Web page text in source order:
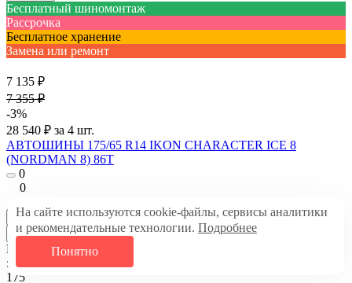
Бесплатный шиномонтаж
Рассрочка
Бесплатное хранение
Замена или ремонт
7 135 ₽
7 355 ₽
-3%
28 540 ₽ за 4 шт.
АВТОШИНЫ 175/65 R14 IKON CHARACTER ICE 8
(NORDMAN 8) 86T
0
0
В корзину
Ширина профиля
:
175
На сайте используются cookie-файлы, сервисы аналитики
и рекомендательные технологии. Подробнее
Понятно